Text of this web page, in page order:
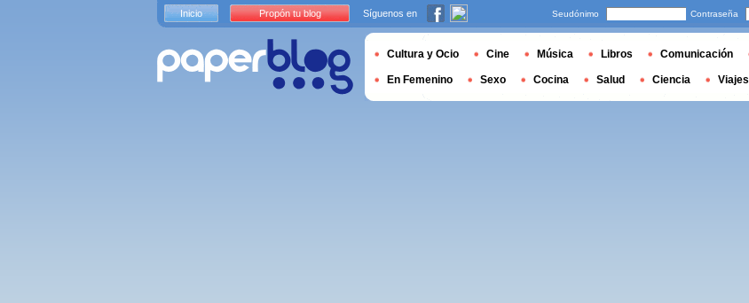
Inicio Propón tu blog Síguenos en Seudónimo Contraseña
Cultura y Ocio Cine Música Libros Comunicación
En Femenino Sexo Cocina Salud Ciencia Viajes